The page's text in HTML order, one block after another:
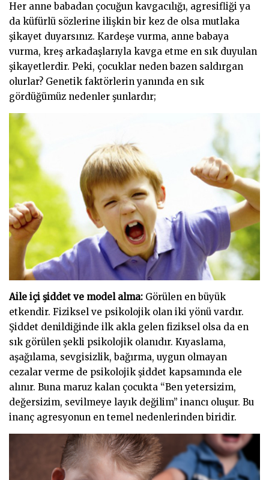
Her anne babadan çocuğun kavgacılığı, agresifliği ya
da küfürlü sözlerine ilişkin bir kez de olsa mutlaka
şikayet duyarsınız. Kardeşe vurma, anne babaya
vurma, kreş arkadaşlarıyla kavga etme en sık duyulan
şikayetlerdir. Peki, çocuklar neden bazen saldırgan
olurlar? Genetik faktörlerin yanında en sık
gördüğümüz nedenler şunlardır;
Aile içi şiddet ve model alma: Görülen en büyük
etkendir. Fiziksel ve psikolojik olan iki yönü vardır.
Şiddet denildiğinde ilk akla gelen fiziksel olsa da en
sık görülen şekli psikolojik olanıdır. Kıyaslama,
aşağılama, sevgisizlik, bağırma, uygun olmayan
cezalar verme de psikolojik şiddet kapsamında ele
alınır. Buna maruz kalan çocukta “Ben yetersizim,
değersizim, sevilmeye layık değilim” inancı oluşur. Bu
inanç agresyonun en temel nedenlerinden biridir.